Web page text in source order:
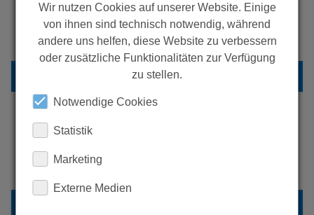
WOLLEN SIE MEHR
PRODUKTE SEHEN?
ZURÜCK ZUR ÜBERSICHT
UNSERE REFERENZEN
Wir nutzen Cookies auf unserer Website. Einige
von ihnen sind technisch notwendig, während
andere uns helfen, diese Website zu verbessern
oder zusätzliche Funktionalitäten zur Verfügung
zu stellen.
Notwendige Cookies
Statistik
Marketing
Externe Medien